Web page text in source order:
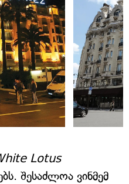
Lotus
შესაძლოა ვინმემ